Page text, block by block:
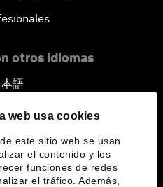
web usa cookies
este sitio web se usan
el contenido y los
funciones de redes
el tráfico. Además,
otros idiomas
本語